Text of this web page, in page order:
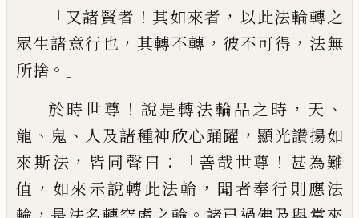
「又諸賢者 ！其如來者 ， 以此法輪轉之
眾生諸意行也 ， 其轉不轉 ， 彼不可得 ， 法無
所捨 。」
於時世尊 ！ 說是轉法輪品之時 ， 天 、
龍 、 鬼 、 人及諸種神欣心踊躍 ， 顯光讚揚如
來斯法 ， 皆同聲曰 ：「善哉世尊 ！ 甚為難
值 ， 如來示說轉此法輪 ， 聞者奉行則應法